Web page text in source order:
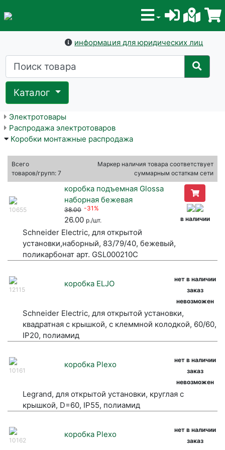
информация для юридических лиц
Каталог
Электротовары
Распродажа электротоваров
Коробки монтажные распродажа
Всего
товаров/групп: 7
Маркер наличия товара соответствует
суммарным остаткам сети
10655
коробка подъемная Glossa
наборная бежевая
38.00 -31%
26.00 р./шт. в наличии
Schneider Electric, для открытой
установки,наборный, 83/79/40, бежевый,
поликарбонат арт. GSL000210C
12115
коробка ELJO
нет в наличии
заказ
невозможен
Schneider Electric, для открытой установки,
квадратная с крышкой, с клеммной колодкой, 60/60,
IP20, полиамид
10161
коробка Plexo
нет в наличии
заказ
невозможен
Legrand, для открытой установки, круглая с
крышкой, D=60, IP55, полиамид
10162
коробка Plexo
нет в наличии
заказ